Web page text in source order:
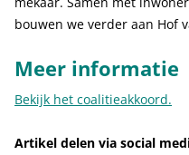
bouwen we verder aan Hof
Meer informatie
Bekijk het coalitieakkoord.
Artikel delen via social